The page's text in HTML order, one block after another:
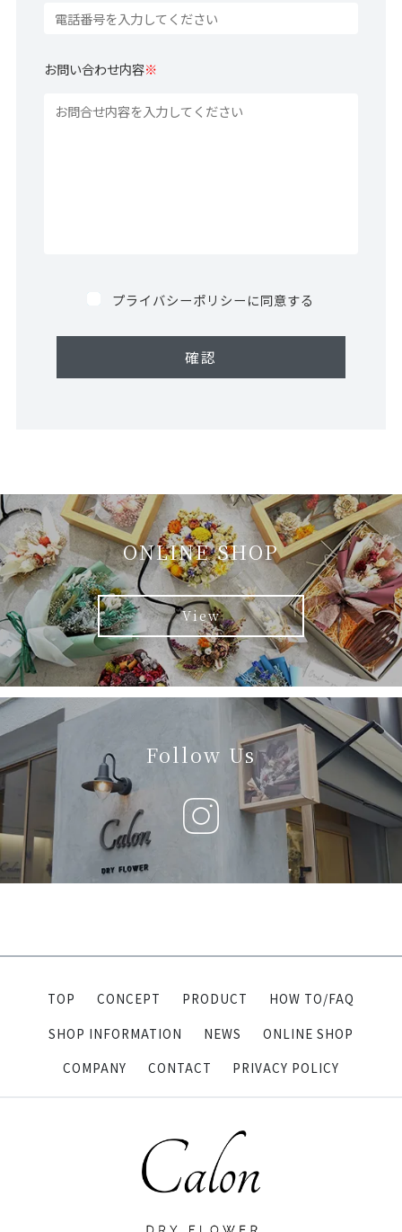
お問い合わせ内容※
プライバシーポリシーに同意する
ONLINE SHOP
View
Follow Us
TOP CONCEPT PRODUCT
HOW TO/FAQ
SHOP INFORMATION
NEWS
ONLINE SHOP
COMPANY
CONTACT PRIVACY POLICY